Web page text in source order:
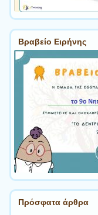
Βραβείο Ειρήνης
Πρόσφατα άρθρα